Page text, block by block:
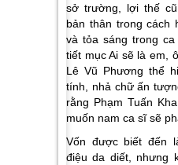
sở trường, lợi thế
bản thân trong cách
và tỏa sáng trong
tiết mụcAi sẽ là em ,
Lê Vũ Phương thể
tính, nhả chữ ấn
rằng Phạm Tuấn
muốn nam ca sĩ sẽ
Vốn được biết đến
điệu da diết, nhưng